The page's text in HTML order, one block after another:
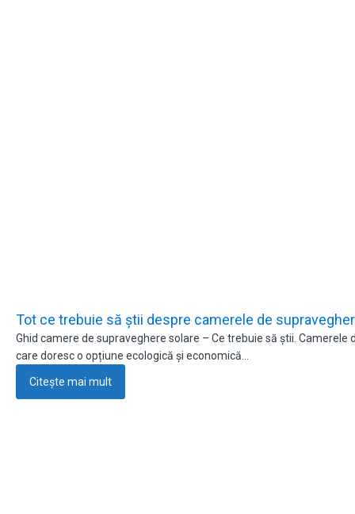
Tot ce trebuie să știi despre camerele de
Ghid camere de supraveghere solare – Ce trebuie să știi.
care doresc o opțiune ecologică și economică…
Citește mai mult